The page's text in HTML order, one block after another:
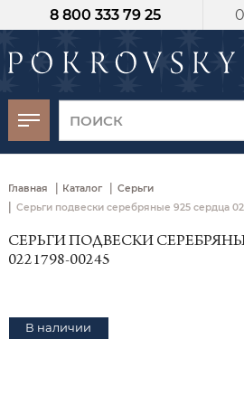
8 800 333 79 25
Главная | Каталог | Серьги
| Серьги подвески серебряные 925 сердца
СЕРЬГИ ПОДВЕСКИ
0221798-00245
В наличии
-30%
от 15 дней с
момента оплаты